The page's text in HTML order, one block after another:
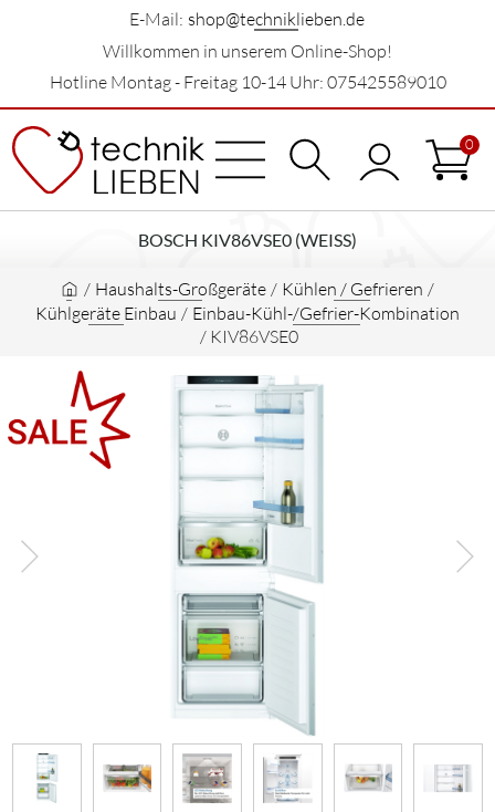
E-Mail: shop@techniklieben.de
Willkommen in unserem Online-Shop!
Hotline Montag - Freitag 10-14 Uhr: 075425589010
0
BOSCH KIV86VSE0 (WEISS)
/ Haushalts-Großgeräte / Kühlen / Gefrieren /
Kühlgeräte Einbau / Einbau-Kühl-/Gefrier-Kombination
/ KIV86VSE0